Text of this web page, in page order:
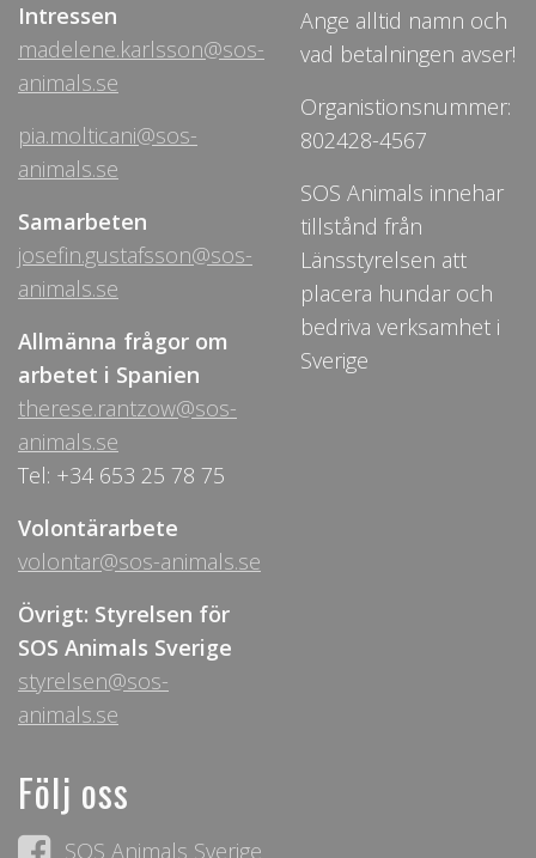
Intressen
madelene.karlsson@sos-
animals.se
pia.molticani@sos-
animals.se
Samarbeten
josefin.gustafsson@sos-
animals.se
Allmänna frågor om
arbetet i Spanien
therese.rantzow@sos-
animals.se
Tel: +34 653 25 78 75
Volontärarbete
volontar@sos-animals.se
Övrigt: Styrelsen för
SOS Animals Sverige
styrelsen@sos-
animals.se
Ange alltid namn och
vad betalningen avser!
Organistionsnummer:
802428-4567
SOS Animals innehar
tillstånd från
Länsstyrelsen att
placera hundar och
bedriva verksamhet i
Sverige
Följ oss
SOS Animals Sverige